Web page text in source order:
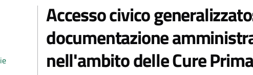
Accesso civico
documentazione
nell'ambito delle Cure